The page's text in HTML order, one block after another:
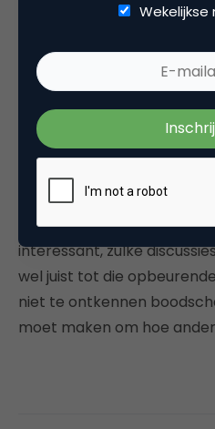
Af en toe komt ethiek om
gaat om het reclamevak.
proberen te verkopen aan
dat dan ook een reden om
voorstellen dat er in dit
discussies zijn gevoerd: wil
is het afhankelijk van de
partij voor een bepaalde
werk en denk je er niet
interessant, zulke
wel juist tot die
niet te ontkennen
moet maken om hoe
Wekelijkse